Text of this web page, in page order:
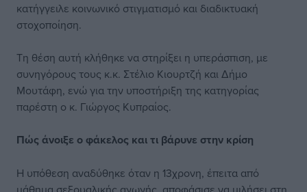
κατήγγειλε κοινωνικό στιγματισμό και διαδικτυακή
στοχοποίηση.
Τη θέση αυτή κλήθηκε να στηρίξει η υπεράσπιση, με
συνηγόρους τους κ.κ. Στέλιο Κιουρτζή και Δήμο
Μουτάφη, ενώ για την υποστήριξη της κατηγορίας
παρέστη ο κ. Γιώργος Κυπραίος.
Πώς άνοιξε ο φάκελος και τι βάρυνε στην κρίση
Η υπόθεση αναδύθηκε όταν η 13χρονη, έπειτα από